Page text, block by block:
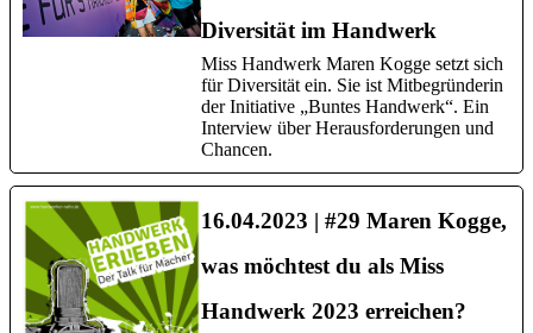
Diversität im Handwerk
Miss Handwerk Maren Kogge setzt sich
für Diversität ein. Sie ist Mitbegründerin
der Initiative „Buntes Handwerk“. Ein
Interview über Herausforderungen und
Chancen.
16.04.2023 | #29 Maren Kogge,
was möchtest du als Miss
Handwerk 2023 erreichen?